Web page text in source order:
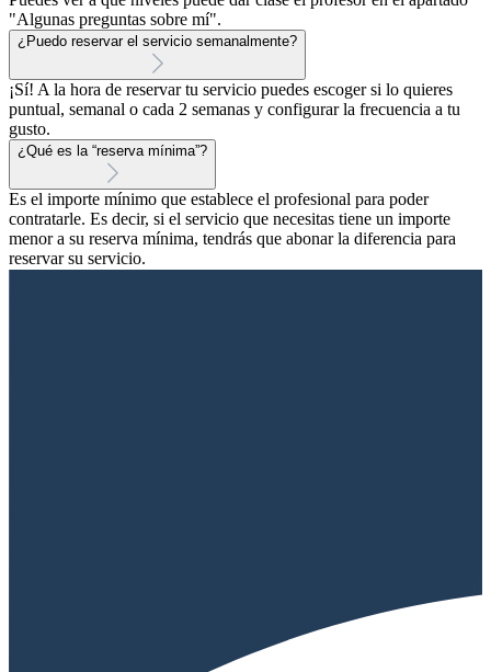
"Algunas preguntas sobre mí".
¿Puedo reservar el servicio semanalmente?
¡Sí! A la hora de reservar tu servicio puedes escoger si lo quieres
puntual, semanal o cada 2 semanas y configurar la frecuencia a tu
gusto.
¿Qué es la “reserva mínima”?
Es el importe mínimo que establece el profesional para poder
contratarle. Es decir, si el servicio que necesitas tiene un importe
menor a su reserva mínima, tendrás que abonar la diferencia para
reservar su servicio.